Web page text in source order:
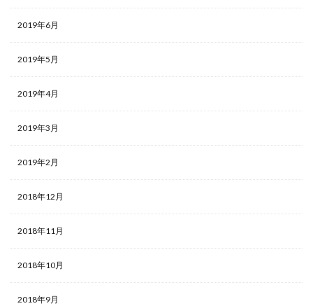
2019年6月
2019年5月
2019年4月
2019年3月
2019年2月
2018年12月
2018年11月
2018年10月
2018年9月